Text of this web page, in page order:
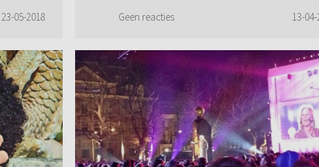
23-05-2018
dat nog. Het ...
Geen reacties 13-